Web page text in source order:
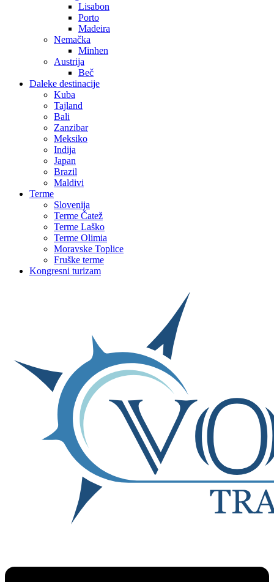
Lisabon
Porto
Madeira
Nemačka
Minhen
Austrija
Beč
Daleke destinacije
Kuba
Tajland
Bali
Zanzibar
Meksiko
Indija
Japan
Brazil
Maldivi
Terme
Slovenija
Terme Čatež
Terme Laško
Terme Olimia
Moravske Toplice
Fruške terme
Kongresni turizam